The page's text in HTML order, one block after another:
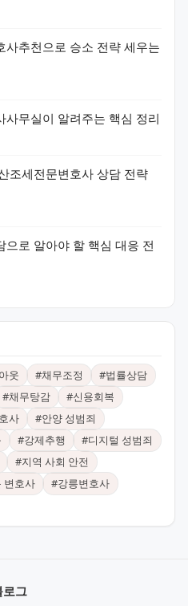
사추천으로 승소 전략 세우는
무실이 알려주는 핵심 정리
조세전문변호사 상담 전략
로 알아야 할 핵심 대응 전
웃 #채무조정 #법률상담
#채무탕감 #신용회복
사 #안양 성범죄
#강제추행 #디지털 성범죄
#지역 사회 안전
변호사 #강릉변호사
로그